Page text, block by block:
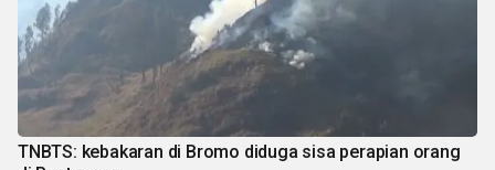
TNBTS: kebakaran di Bromo diduga sisa perapian orang